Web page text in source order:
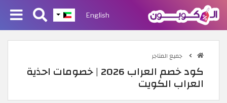
English
جميع المتاجر
كود خصم العراب 2026 | خصومات احذية
العراب الكويت